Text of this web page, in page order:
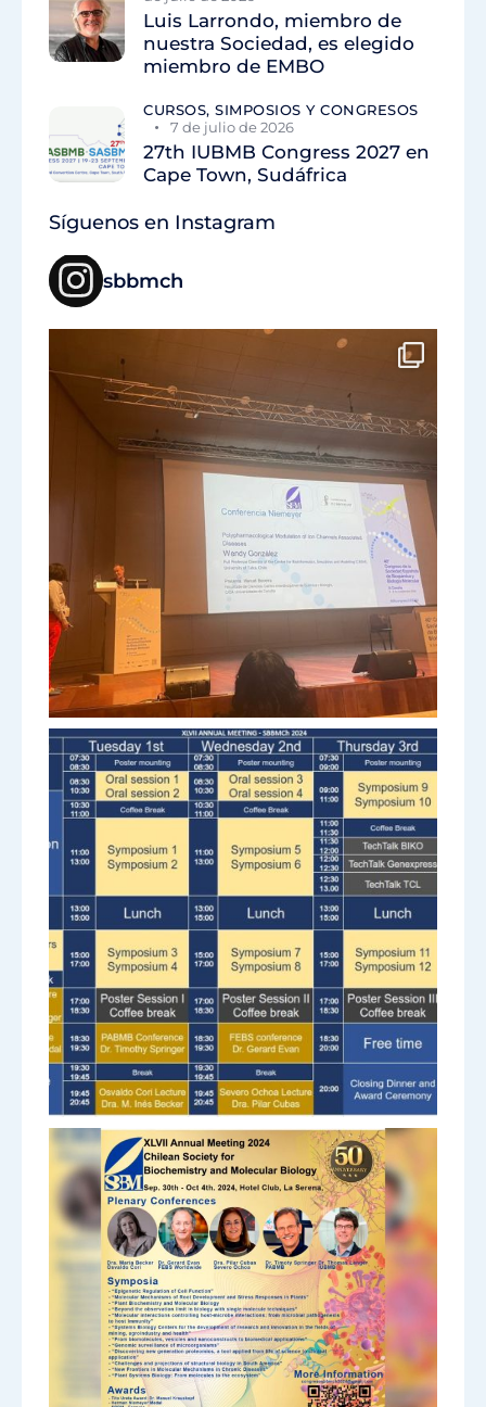
Luis Larrondo, miembro de
nuestra Sociedad, es elegido
miembro de EMBO
CURSOS, SIMPOSIOS Y CONGRESOS
7 de julio de 2026
27th IUBMB Congress 2027 en
Cape Town, Sudáfrica
Síguenos en Instagram
sbbmch